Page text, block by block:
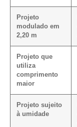
Projeto
modulado em
2,20 m
Projeto que
utiliza
comprimento
maior
Projeto sujeito
à umidade